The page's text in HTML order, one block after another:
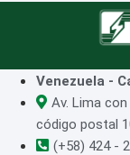
Venezuela -
Av. Lima
código postal
(+58) 424 -